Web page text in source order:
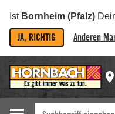
Ist Bornheim (Pfalz)
JA, RICHTIG Anderen